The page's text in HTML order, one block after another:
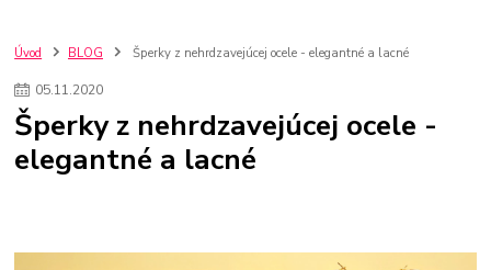
Úvod BLOG Šperky z nehrdzavejúcej ocele - elegantné a lacné
05.11.2020
Šperky z nehrdzavejúcej ocele -
elegantné a lacné